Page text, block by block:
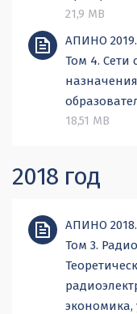
21,9 MB
АПИНО
Том 4. Сети
18,51 MB
2018 год
АПИНО
Том 3.
экономика,